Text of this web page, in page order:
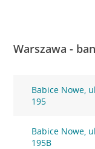
Warszawa -
Babice Nowe,
195
Babice Nowe,
195B